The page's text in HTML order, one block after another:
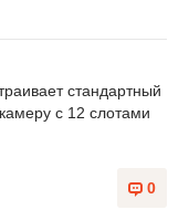
стандартный
с 12 слотами
0